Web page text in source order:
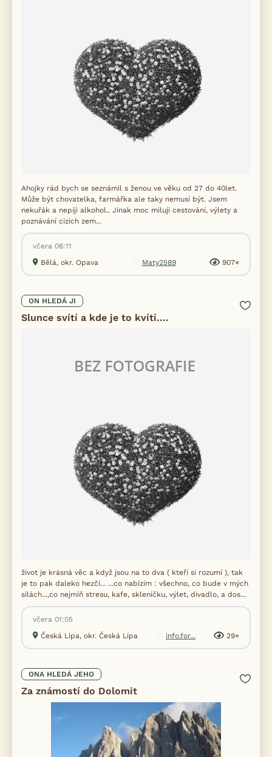
Ahojky rád bych se seznámil s ženou ve věku od 27 do 40let.
Může být chovatelka, farmářka ale taky nemusí být. Jsem
nekuřák a nepiji alkohol.. Jinak moc miluji cestování, výlety a
poznávání cizích zem...
včera 06:11
Bělá, okr. Opava
Maty2589 907×
ON HLEDÁ JI
Slunce svítí a kde je to kvítí....
život je krásná věc a když jsou na to dva ( kteří si rozumí ), tak
je to pak daleko hezčí... ...co nabízím : všechno, co bude v mých
silách...,co nejmíň stresu, kafe, skleničku, výlet, divadlo, a dos...
včera 01:05
Česká Lípa, okr. Česká Lípa
info.for... 29×
ONA HLEDÁ JEHO
Za známostí do Dolomit